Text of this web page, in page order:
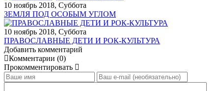
10 ноябрь 2018, Суббота
ЗЕМЛЯ ПОД ОСОБЫМ УГЛОМ
10 ноябрь 2018, Суббота
ПРАВОСЛАВНЫЕ ДЕТИ И РОК-КУЛЬТУРА
Добавить комментарий
Комментарии (0)
Прокомментировать